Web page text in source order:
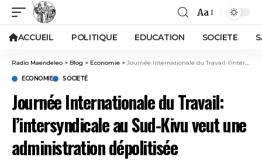
Aa
ACCUEIL POLITIQUE EDUCATION SOCIETE
Radio Maendeleo > Blog > Economie > Journée Internationale du Travail: l’intersyndicale au Sud-Kivu veut une administration dépolitisée
ECONOMIE SOCIETÉ
Journée Internationale du Travail:
l’intersyndicale au Sud-Kivu veut une
administration dépolitisée